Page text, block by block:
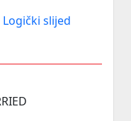
Logički slijed